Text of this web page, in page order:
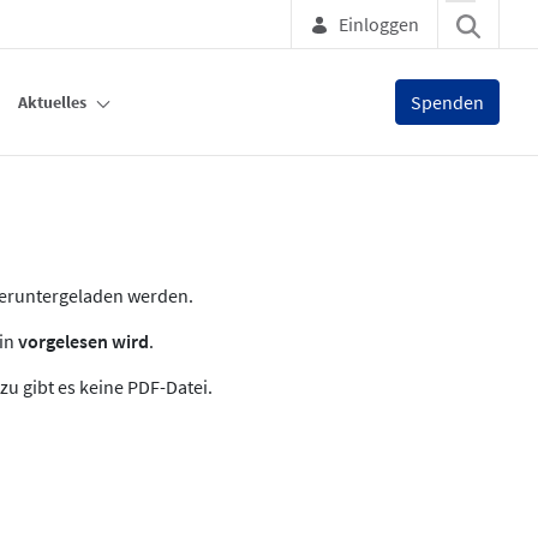
Einloggen
Aktuelles Spenden
werden.
vorgelesen wird.
gibt es keine PDF-Datei.